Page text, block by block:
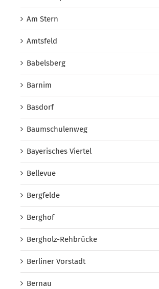
Am Stern
Amtsfeld
Babelsberg
Barnim
Basdorf
Baumschulenweg
Bayerisches Viertel
Bellevue
Bergfelde
Berghof
Bergholz-Rehbrücke
Berliner Vorstadt
Bernau